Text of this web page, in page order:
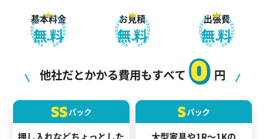
基本料金
無料
お見積
無料
出張費
無料
他社だとかかる費用もすべて
0
円
SSパック
押し入れなどちょっとした
Sパック
大型家具や1R～1Kの